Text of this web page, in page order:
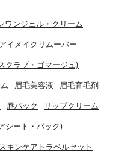
ワンジェル・クリーム
アイメイクリムーバー
クラブ・ゴマージュ)
眉毛美容液 眉毛育毛剤
唇パック リップクリーム
シート・パック)
スキンケアトラベルセット